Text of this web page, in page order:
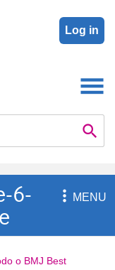
Log in

6-
MENU
o BMJ Best